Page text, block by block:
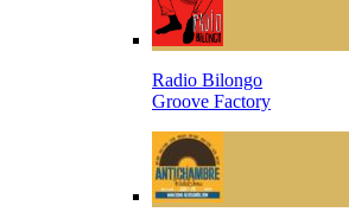
Radio Bilongo
Groove Factory